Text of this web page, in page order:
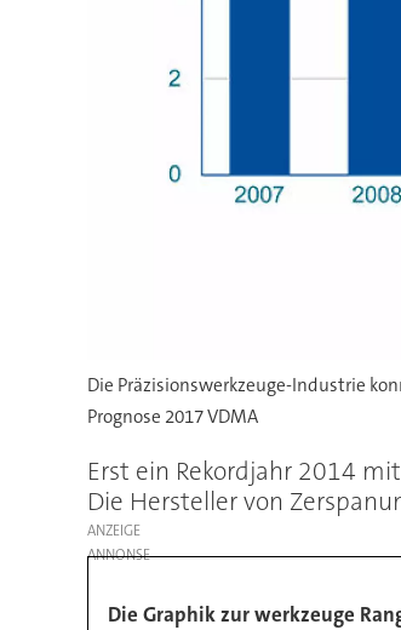
Die Präzisionswerkzeuge-Industrie
Prognose 2017 VDMA
Erst ein Rekordjahr 2014
Die Hersteller von
ANZEIGE
Die Graphik zur werkzeuge